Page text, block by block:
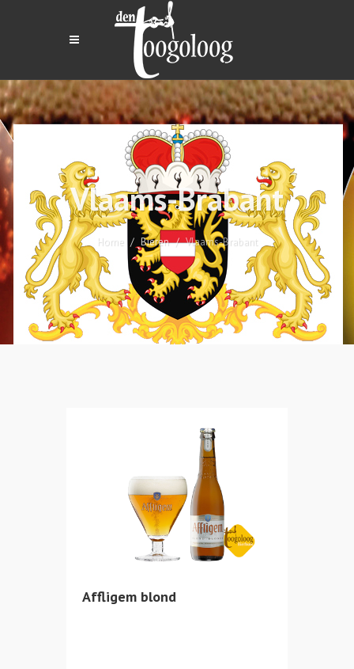
Vlaams-Brabant
Home Bieren Vlaams-Brabant
Affligem blond